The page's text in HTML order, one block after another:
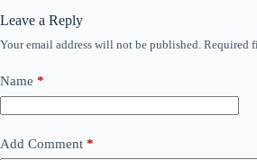
Leave a Reply
Your email address will not be published. Required
Name *
Add Comment *